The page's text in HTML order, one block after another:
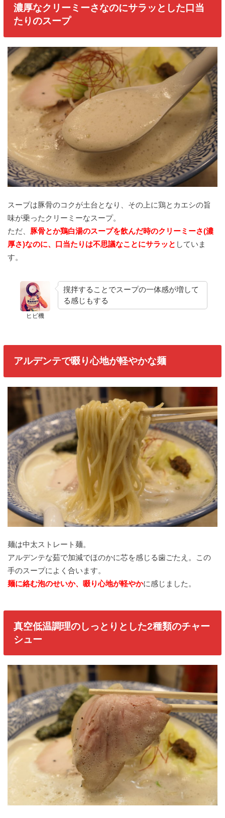
濃厚なクリーミーさなのにサラッとした口当
たりのスープ
スープは豚骨のコクが土台となり、その上に鶏とカエシの旨
味が乗ったクリーミーなスープ。
ただ、 豚骨とか鶏白湯のスープを飲んだ時のクリーミーさ(濃
厚さ)なのに、口当たりは不思議なことにサラッと していま
す。
ヒビ機
撹拌することでスープの一体感が増して
る感じもする
アルデンテで啜り心地が軽やかな麺
麺は中太ストレート麺。
アルデンテな茹で加減でほのかに芯を感じる歯ごたえ。この
手のスープによく合います。
麺に絡む泡のせいか、啜り心地が軽やかに感じました。
真空低温調理のしっとりとした2種類のチャー
シュー